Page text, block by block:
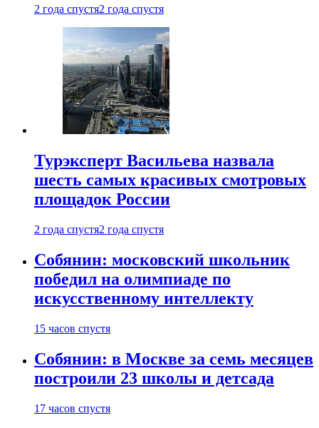
2 года спустя2 года спустя
Турэксперт Васильева назвала
шесть самых красивых смотровых
площадок России
2 года спустя2 года спустя
Собянин: московский школьник
победил на олимпиаде по
искусственному интеллекту
15 часов спустя
Собянин: в Москве за семь месяцев
построили 23 школы и детсада
17 часов спустя